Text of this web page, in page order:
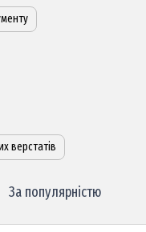
верстатів
За популярністю